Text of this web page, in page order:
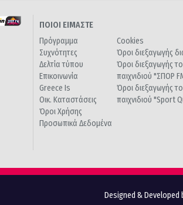
ΠΟΙΟΙ ΕΙΜΑΣΤΕ
Πρόγραμμα
Συχνότητες
Δελτία τύπου
Επικοινωνία
Greece Is
Οικ. Καταστάσεις
Όροι Χρήσης
Προσωπικά Δεδομένα
Cookies
Όροι διεξαγωγής
Όροι διεξαγωγής
παιχνιδιού "ΣΠΟΡ
Όροι διεξαγωγής
παιχνιδιού "Sport
Designed & Developed